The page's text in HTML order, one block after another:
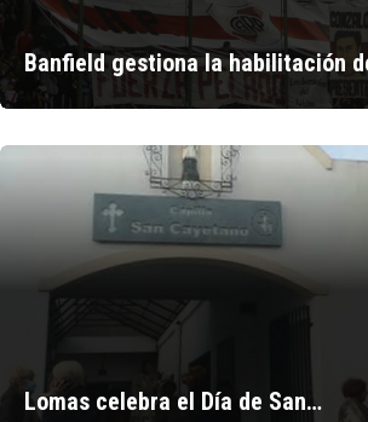
Banfield gestiona la habilitación
Lomas celebra el Día de San…